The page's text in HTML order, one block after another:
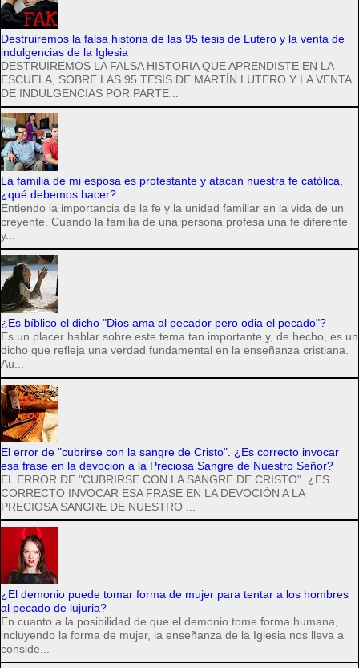
Destruiremos la falsa historia de las 95 tesis de Lutero y la venta de
indulgencias de la Iglesia
DESTRUIREMOS LA FALSA HISTORIA QUE APRENDISTE EN LA
ESCUELA, SOBRE LAS 95 TESIS DE MARTÍN LUTERO Y LA VENTA
DE INDULGENCIAS POR PARTE...
La familia de mi esposa es protestante y atacan nuestra fe católica,
¿qué debemos hacer?
Entiendo la importancia de la fe y la unidad familiar en la vida de un
creyente. Cuando la familia de una persona profesa una fe diferente
y...
¿Es bíblico el dicho "Dios ama al pecador pero odia el pecado"?
Es un placer hablar sobre este tema tan importante y, de hecho, es un
dicho que refleja una verdad fundamental en la enseñanza cristiana.
Au...
El error de "cubrirse con la sangre de Cristo". ¿Es correcto invocar
esa frase en la devoción a la Preciosa Sangre de Nuestro Señor?
EL ERROR DE "CUBRIRSE CON LA SANGRE DE CRISTO". ¿ES
CORRECTO INVOCAR ESA FRASE EN LA DEVOCIÓN A LA
PRECIOSA SANGRE DE NUESTRO ...
¿El demonio puede tomar forma de mujer para tentar a los hombres
al pecado de lujuria?
En cuanto a la posibilidad de que el demonio tome forma humana,
incluyendo la forma de mujer, la enseñanza de la Iglesia nos lleva a
conside...